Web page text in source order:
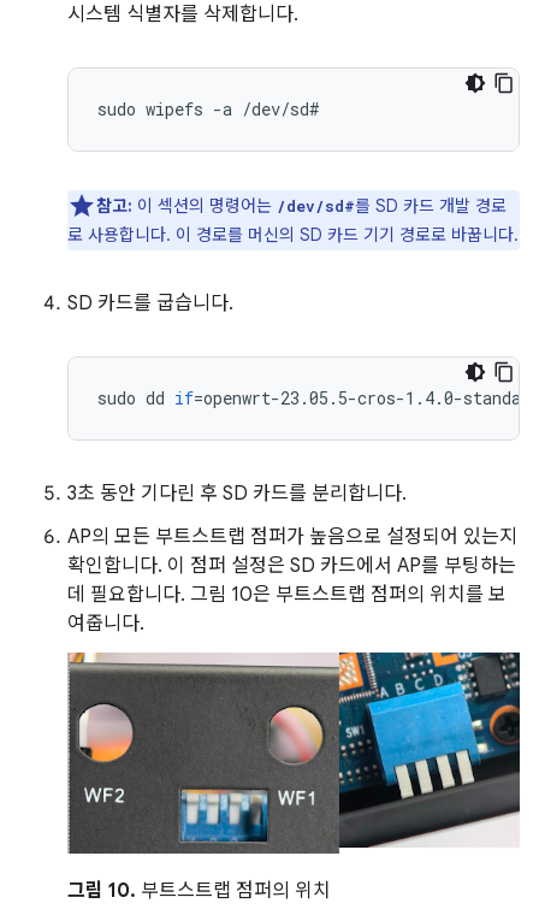
시스템 식별자를 삭제합니다.
sudo wipefs -a
참고: 이 섹션의 명령어는 /dev/sd#를 SD 카드 개발 경로
로 사용합니다. 이 경로를 머신의 SD 카드 기기 경로로 바꿉니다.
SD 카드를 굽습니다.
sudo dd if=openwrt-23.05.5-cros-1.4.0-
3초 동안 기다린 후 SD 카드를 분리합니다.
AP의 모든 부트스트랩 점퍼가 높음으로 설정되어 있는지
확인합니다. 이 점퍼 설정은 SD 카드에서 AP를 부팅하는
데 필요합니다. 그림 10은 부트스트랩 점퍼의 위치를 보
여줍니다.
그림 10. 부트스트랩 점퍼의 위치